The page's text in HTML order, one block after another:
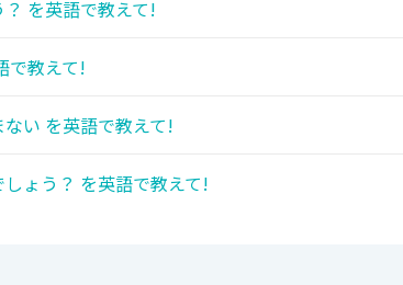
を英語で教えて!
で教えて!
い を英語で教えて!
ょう？ を英語で教えて!